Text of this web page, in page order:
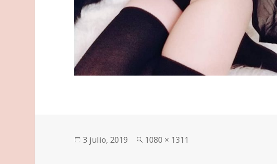
Publicado
3 julio, 2019
Tamaño
1080 × 1311